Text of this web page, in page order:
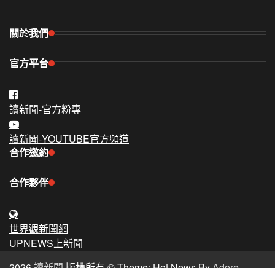
關於我們
官方平台
讀新聞-官方粉專
讀新聞-YOUTUBE官方頻道
合作邀約
合作夥伴
世界觀新聞網
UPNEWS上新聞